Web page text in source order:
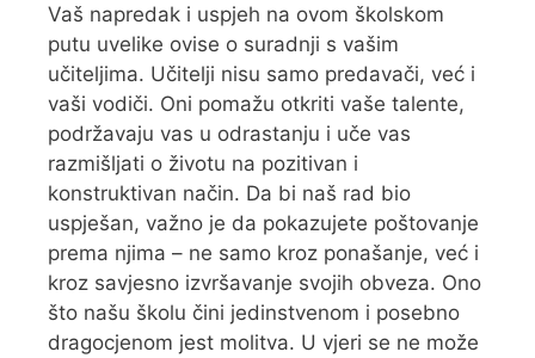
Vaš napredak i uspjeh na ovom školskom
putu uvelike ovise o suradnji s vašim
učiteljima. Učitelji nisu samo predavači, već i
vaši vodiči. Oni pomažu otkriti vaše talente,
podržavaju vas u odrastanju i uče vas
razmišljati o životu na pozitivan i
konstruktivan način. Da bi naš rad bio
uspješan, važno je da pokazujete poštovanje
prema njima – ne samo kroz ponašanje, već i
kroz savjesno izvršavanje svojih obveza. Ono
što našu školu čini jedinstvenom i posebno
dragocjenom jest molitva. U vjeri se ne može